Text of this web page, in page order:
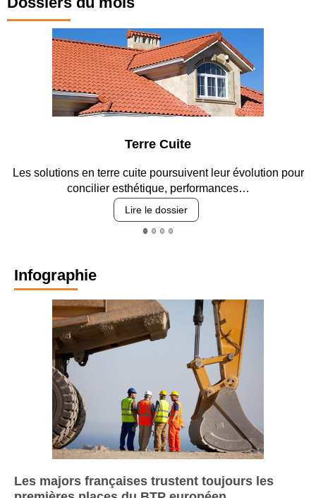
Pourquoi un
tunnelier
bimode ?
En plein coeur
des Vosges du
Nord
Deux tubes
respectifs de 4
Les voussoirs
de 2 mètres
Le parement
des têtes
A l'intérieur du
Un tunnelier
long de 100
tunnelier
Terre Cuite
en terre cuite poursuivent leur évolution pour
concilier esthétique, performances…
Lire le dossier
Infographie
Les majors françaises trustent toujours les